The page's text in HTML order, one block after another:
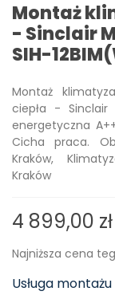
Montaż
- Sinclair
SIH-
Montaż
ciepła - Sinclair
energetyczna
Cicha praca.
Kraków,
Kraków
4 899,00 zł
Najniższa cena
Usługa